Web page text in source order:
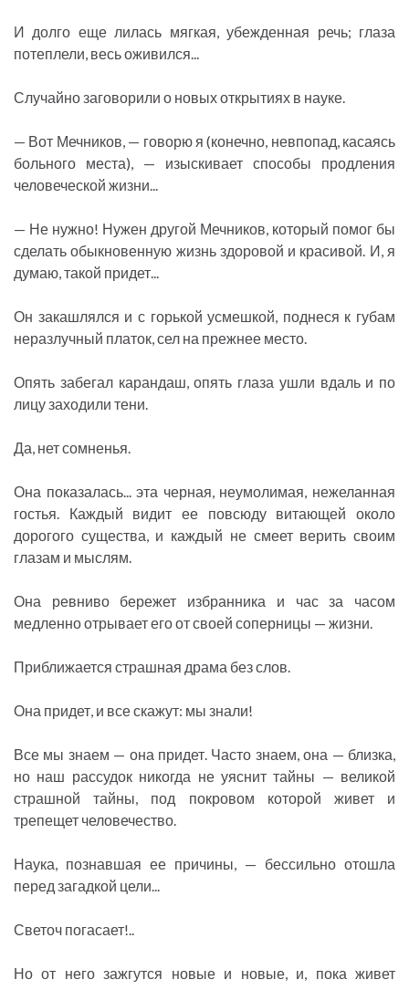
И долго еще лилась мягкая, убежденная речь; глаза
потеплели, весь оживился...
Случайно заговорили о новых открытиях в науке.
— Вот Мечников, — говорю я (конечно, невпопад, касаясь
больного места), — изыскивает способы продления
человеческой жизни...
— Не нужно! Нужен другой Мечников, который помог бы
сделать обыкновенную жизнь здоровой и красивой. И, я
думаю, такой придет...
Он закашлялся и с горькой усмешкой, поднеся к губам
неразлучный платок, сел на прежнее место.
Опять забегал карандаш, опять глаза ушли вдаль и по
лицу заходили тени.
Да, нет сомненья.
Она показалась... эта черная, неумолимая, нежеланная
гостья. Каждый видит ее повсюду витающей около
дорогого существа, и каждый не смеет верить своим
глазам и мыслям.
Она ревниво бережет избранника и час за часом
медленно отрывает его от своей соперницы — жизни.
Приближается страшная драма без слов.
Она придет, и все скажут: мы знали!
Все мы знаем — она придет. Часто знаем, она — близка,
но наш рассудок никогда не уяснит тайны — великой
страшной тайны, под покровом которой живет и
трепещет человечество.
Наука, познавшая ее причины, — бессильно отошла
перед загадкой цели...
Светоч погасает!..
Но от него зажгутся новые и новые, и, пока живет